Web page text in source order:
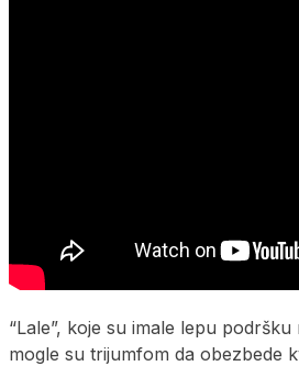
“Lale”, koje su imale lepu
mogle su trijumfom da obezbede